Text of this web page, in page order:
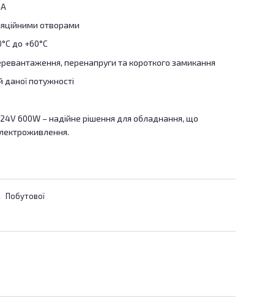
отворами
до +60°C
перенапруги та короткого замикання
потужності
600W – надійне рішення для обладнання, що
Побутової